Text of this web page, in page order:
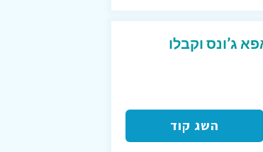
ג’ונס וקבלו
השג קוד